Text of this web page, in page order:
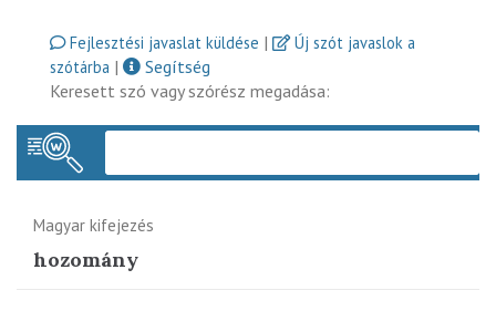
Fejlesztési javaslat küldése |
Új szót javaslok a
szótárba |
Segítség
Keresett szó vagy szórész megadása:
Magyar kifejezés
hozomány